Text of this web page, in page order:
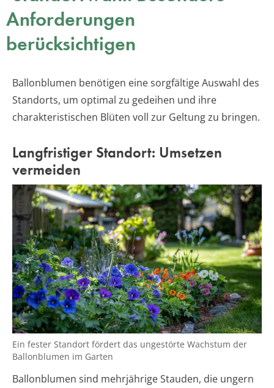
Anforderungen
berücksichtigen
Ballonblumen benötigen eine sorgfältige Auswahl des
Standorts, um optimal zu gedeihen und ihre
charakteristischen Blüten voll zur Geltung zu bringen.
Langfristiger Standort: Umsetzen
vermeiden
Ein fester Standort fördert das ungestörte Wachstum der
Ballonblumen im Garten
Ballonblumen sind mehrjährige Stauden, die ungern